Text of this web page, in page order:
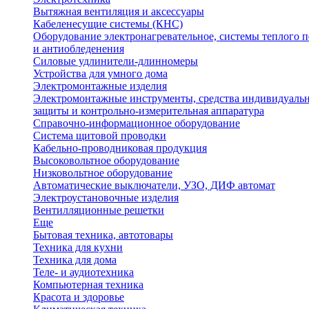
Вытяжная вентиляция и аксессуары
Кабеленесущие системы (КНС)
Оборудование электронагревательное, системы теплого
и антиобледенения
Силовые удлинители-длинномеры
Устройства для умного дома
Электромонтажные изделия
Электромонтажные инструменты, средства
защиты и контрольно-измерительная аппаратура
Справочно-информационное оборудование
Система щитовой проводки
Кабельно-проводниковая продукция
Высоковольтное оборудование
Низковольтное оборудование
Автоматические выключатели, УЗО, ДИФ автомат
Электроустановочные изделия
Вентилляционные решетки
Еще
Бытовая техника, автотовары
Техника для кухни
Техника для дома
Теле- и аудиотехника
Компьютерная техника
Красота и здоровье